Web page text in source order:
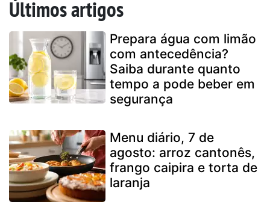
Últimos artigos
Prepara água com limão
com antecedência?
Saiba durante quanto
tempo a pode beber em
segurança
Menu diário, 7 de
agosto: arroz cantonês,
frango caipira e torta de
laranja